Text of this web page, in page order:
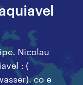
Nicolau
: (
co e